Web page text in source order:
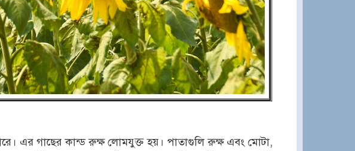
এর গাছের কান্ড রুক্ষ লোমযুক্ত হয়। পাতাগুলি রুক্ষ এবং মোটা,